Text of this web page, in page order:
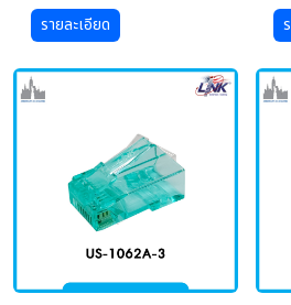
รายละเอียด